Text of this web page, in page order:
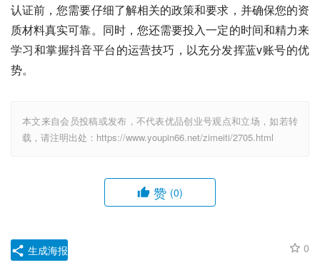
认证前，您需要仔细了解相关的政策和要求，并确保您的资
质材料真实可靠。同时，您还需要投入一定的时间和精力来
学习和掌握抖音平台的运营技巧，以充分发挥蓝v账号的优
势。
本文来自会员投稿或发布，不代表优品创业号观点和立场，如若转
载，请注明出处：https://www.youpin66.net/zimeiti/2705.html
赞 (0)
0
生成海报